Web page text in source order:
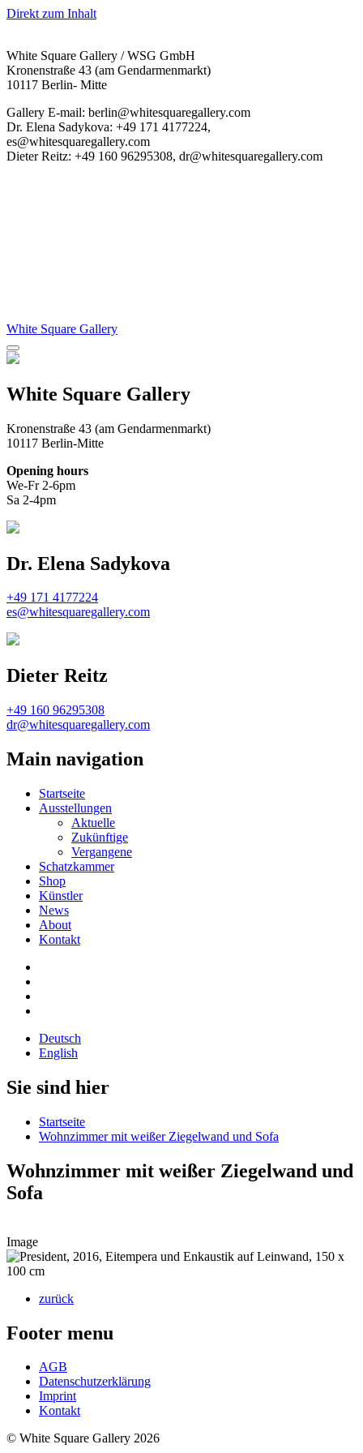
Direkt zum Inhalt
White Square Gallery / WSG GmbH
Kronenstraße 43 (am Gendarmenmarkt)
10117 Berlin- Mitte
Gallery E-mail: berlin@whitesquaregallery.com
Dr. Elena Sadykova: +49 171 4177224,
es@whitesquaregallery.com
Dieter Reitz: +49 160 96295308, dr@whitesquaregallery.com
White Square Gallery
White Square Gallery
Kronenstraße 43 (am Gendarmenmarkt)
10117 Berlin-Mitte
Opening hours
We-Fr 2-6pm
Sa 2-4pm
Dr. Elena Sadykova
+49 171 4177224
es@whitesquaregallery.com
Dieter Reitz
+49 160 96295308
dr@whitesquaregallery.com
Main navigation
Startseite
Ausstellungen
Aktuelle
Zukünftige
Vergangene
Schatzkammer
Shop
Künstler
News
About
Kontakt
Deutsch
English
Sie sind hier
Startseite
Wohnzimmer mit weißer Ziegelwand und Sofa
Wohnzimmer mit weißer Ziegelwand und
Sofa
Image
zurück
Footer menu
AGB
Datenschutzerklärung
Imprint
Kontakt
© White Square Gallery 2026